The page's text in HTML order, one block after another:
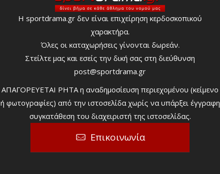
Η sportdrama.gr δεν είναι επιχείρηση κερδοσκοπικού
χαρακτήρα.
Όλες οι καταχωρήσεις γίνονται δωρεάν.
Στείλτε μας και εσείς την δική σας στη διεύθυνση
post@sportdrama.gr
ΑΠΑΓΟΡΕΥΕΤΑΙ ΡΗΤΑ η αναδημοσίευση περιεχομένου (κείμενο
ή φωτογραφίες) από την ιστοσελίδα χωρίς να υπάρξει έγγραφη
συγκατάθεση του διαχειριστή της ιστοσελίδας.
Επικοινωνία